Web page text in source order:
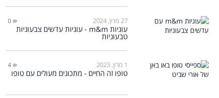
27 מרץ, 2024 0
עוגיות m&m - עוגיות עדשים צבעוניות
טבעוניות
1 מרץ, 2023 4
טופו זה החיים - מתכונים מעולים עם טופו